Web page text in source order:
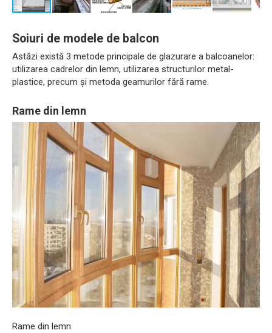
Soiuri de modele de balcon
Astăzi există 3 metode principale de glazurare a balcoanelor:
utilizarea cadrelor din lemn, utilizarea structurilor metal-
plastice, precum și metoda geamurilor fără rame.
Rame din lemn
Rame din lemn